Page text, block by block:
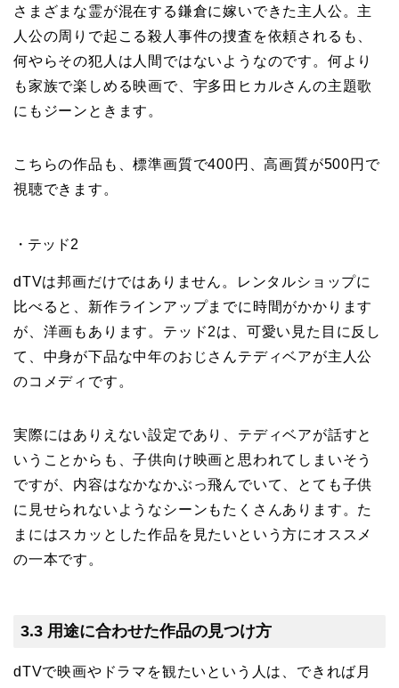
さまざまな霊が混在する鎌倉に嫁いできた主人公。主
人公の周りで起こる殺人事件の捜査を依頼されるも、
何やらその犯人は人間ではないようなのです。何より
も家族で楽しめる映画で、宇多田ヒカルさんの主題歌
にもジーンときます。
こちらの作品も、標準画質で400円、高画質が500円で
視聴できます。
・テッド2
dTVは邦画だけではありません。レンタルショップに
比べると、新作ラインアップまでに時間がかかります
が、洋画もあります。テッド2は、可愛い見た目に反し
て、中身が下品な中年のおじさんテディベアが主人公
のコメディです。
実際にはありえない設定であり、テディベアが話すと
いうことからも、子供向け映画と思われてしまいそう
ですが、内容はなかなかぶっ飛んでいて、とても子供
に見せられないようなシーンもたくさんあります。た
まにはスカッとした作品を見たいという方にオススメ
の一本です。
3.3 用途に合わせた作品の見つけ方
dTVで映画やドラマを観たいという人は、できれば月